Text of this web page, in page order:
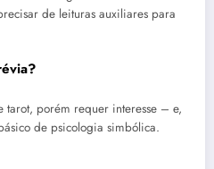
de leituras auxiliares para
porém requer interesse – e,
de psicologia simbólica.